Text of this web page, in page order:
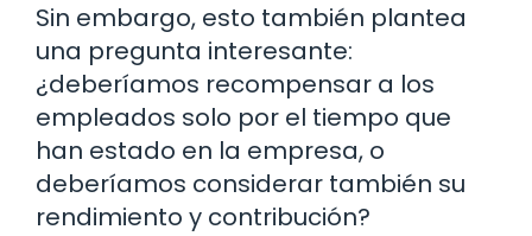
Sin embargo, esto también plantea
una pregunta interesante:
¿deberíamos recompensar a los
empleados solo por el tiempo que
han estado en la empresa, o
deberíamos considerar también su
rendimiento y contribución?